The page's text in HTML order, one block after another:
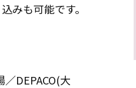
みも可能です。
DEPACO(大